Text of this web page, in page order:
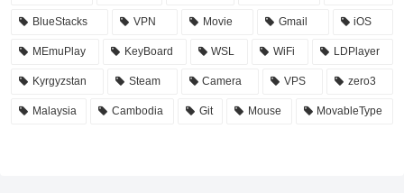
BlueStacks VPN Movie Gmail iOS
MEmuPlay KeyBoard WSL WiFi LDPlayer
Kyrgyzstan Steam Camera VPS zero3
Malaysia Cambodia Git Mouse MovableType